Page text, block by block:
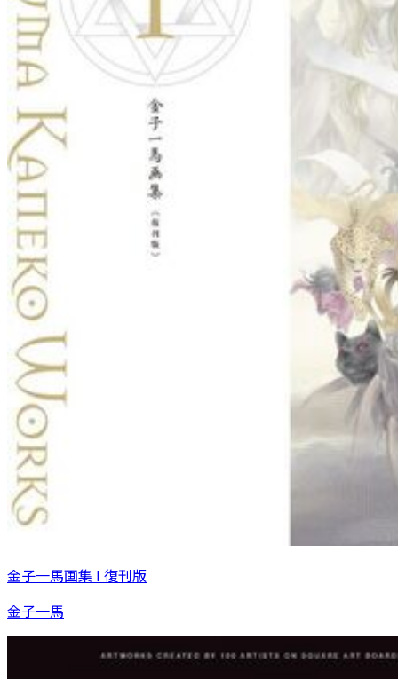
金子一馬画集 I 復刊版
金子一馬